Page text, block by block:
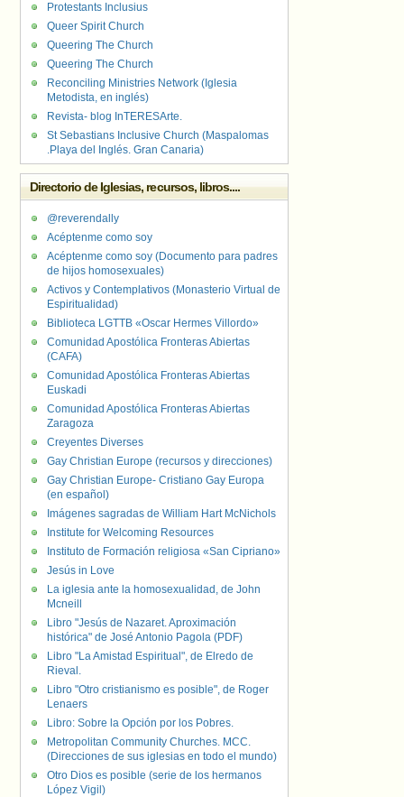
Protestants Inclusius
Queer Spirit Church
Queering The Church
Queering The Church
Reconciling Ministries Network (Iglesia
Metodista, en inglés)
Revista- blog InTERESArte.
St Sebastians Inclusive Church (Maspalomas
.Playa del Inglés. Gran Canaria)
Directorio de Iglesias, recursos, libros....
@reverendally
Acéptenme como soy
Acéptenme como soy (Documento para padres
de hijos homosexuales)
Activos y Contemplativos (Monasterio Virtual de
Espiritualidad)
Biblioteca LGTTB «Oscar Hermes Villordo»
Comunidad Apostólica Fronteras Abiertas
(CAFA)
Comunidad Apostólica Fronteras Abiertas
Euskadi
Comunidad Apostólica Fronteras Abiertas
Zaragoza
Creyentes Diverses
Gay Christian Europe (recursos y direcciones)
Gay Christian Europe- Cristiano Gay Europa
(en español)
Imágenes sagradas de William Hart McNichols
Institute for Welcoming Resources
Instituto de Formación religiosa «San Cipriano»
Jesús in Love
La iglesia ante la homosexualidad, de John
Mcneill
Libro "Jesús de Nazaret. Aproximación
histórica" de José Antonio Pagola (PDF)
Libro "La Amistad Espiritual", de Elredo de
Rieval.
Libro "Otro cristianismo es posible", de Roger
Lenaers
Libro: Sobre la Opción por los Pobres.
Metropolitan Community Churches. MCC.
(Direcciones de sus iglesias en todo el mundo)
Otro Dios es posible (serie de los hermanos
López Vigil)